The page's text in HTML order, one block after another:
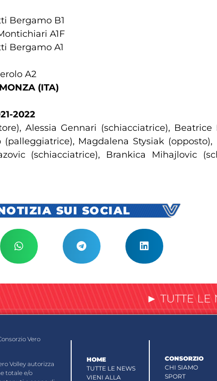
Bergamo B1
A1F
Bergamo A1
A2
(ITA)
2022
Alessia Gennari (schiacciatrice),
(palleggiatrice), Magdalena Stysiak
(schiacciatrice), Brankica Mihajlovic
SUI SOCIAL
► TUTTE LE
Vero
Volley autorizza
totale e/o
HOME
TUTTE LE NEWS
VIENI ALLA
CONSORZIO
CHI SIAMO
SPORT